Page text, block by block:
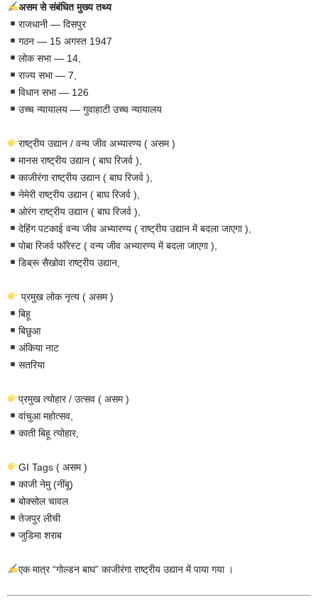
असम से संबंधित मुख्य तथ्य
राजधानी — दिसपुर
गठन — 15 अगस्त 1947
लोक सभा — 14,
राज्य सभा — 7,
विधान सभा — 126
उच्च न्यायालय — गुवाहाटी उच्च न्यायालय
राष्ट्रीय उद्यान / वन्य जीव अभ्यारण्य ( असम )
मानस राष्ट्रीय उद्यान ( बाघ रिजर्व ),
काजीरंगा राष्ट्रीय उद्यान ( बाघ रिजर्व ),
नेमेरी राष्ट्रीय उद्यान ( बाघ रिजर्व ),
ओरंग राष्ट्रीय उद्यान ( बाघ रिजर्व ),
देहिंग पटकाई वन्य जीव अभ्यारण्य ( राष्ट्रीय उद्यान में बदला जाएगा ),
पोबा रिजर्व फॉरेस्ट ( वन्य जीव अभ्यारण्य में बदला जाएगा ),
डिब्रू सैखोवा राष्ट्रीय उद्यान,
प्रमुख लोक नृत्य ( असम )
बिहू
बिछुआ
अंकिया नाट
सतरिया
प्रमुख त्योहार / उत्सव ( असम )
वांचुआ महोत्सव,
काती बिहू त्योहार,
GI Tags ( असम )
काजी नेमु (नींबू)
बोक्सोल चावल
तेजपुर लीची
जुडिमा शराब
एक मात्र “गोल्डन बाघ” काजीरंगा राष्ट्रीय उद्यान में पाया गया ।